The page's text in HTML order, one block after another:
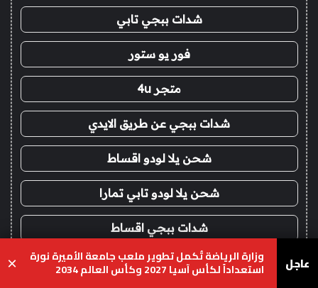
شدات ببجي تابي
فور يو ستور
متجر 4u
شدات ببجي عن طريق الايدي
شحن يلا لودو اقساط
شحن يلا لودو تابي تمارا
شدات ببجي اقساط
ايتونز امريكي اقساط
عاجل وزارة الرياضة تُكمل تطوير ملعب جامعة الأميرة نورة
استعداداً لكأس آسيا 2027 وكأس العالم 2034 ×